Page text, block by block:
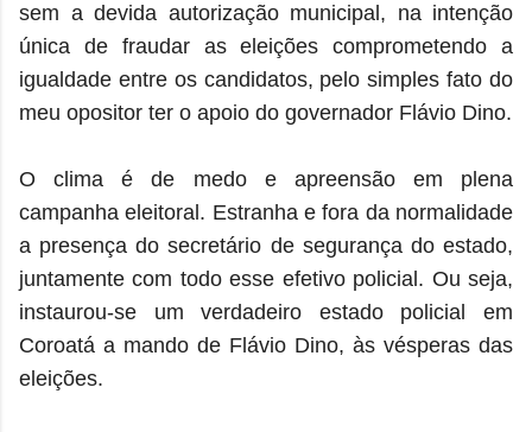
sem a devida autorização municipal, na intenção
única de fraudar as eleições comprometendo a
igualdade entre os candidatos, pelo simples fato do
meu opositor ter o apoio do governador Flávio Dino.
O clima é de medo e apreensão em plena
campanha eleitoral. Estranha e fora da normalidade
a presença do secretário de segurança do estado,
juntamente com todo esse efetivo policial. Ou seja,
instaurou-se um verdadeiro estado policial em
Coroatá a mando de Flávio Dino, às vésperas das
eleições.